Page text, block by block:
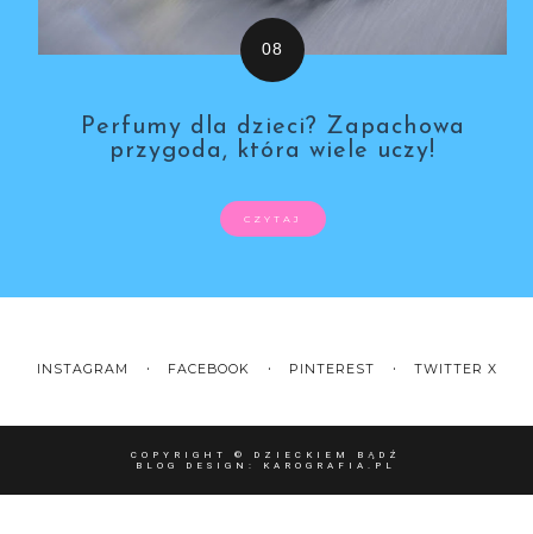
Perfumy dla dzieci? Zapachowa
przygoda, która wiele uczy!
CZYTAJ
INSTAGRAM FACEBOOK PINTEREST TWITTER X
COPYRIGHT © DZIECKIEM BĄDŹ
BLOG DESIGN: KAROGRAFIA.PL